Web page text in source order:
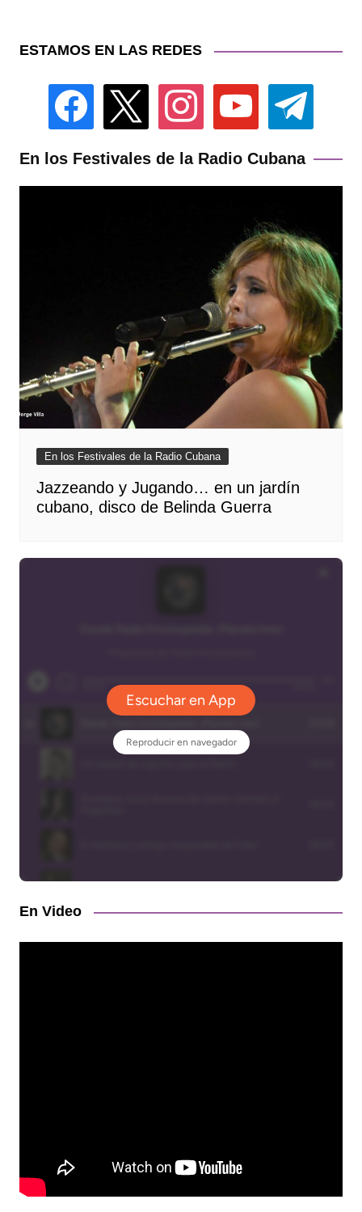
ESTAMOS EN LAS REDES
facebook instagram youtube telegram
En los Festivales de la Radio Cubana
En los Festivales de la Radio Cubana
Jazzeando y Jugando… en un jardín
cubano, disco de Belinda Guerra
En Video